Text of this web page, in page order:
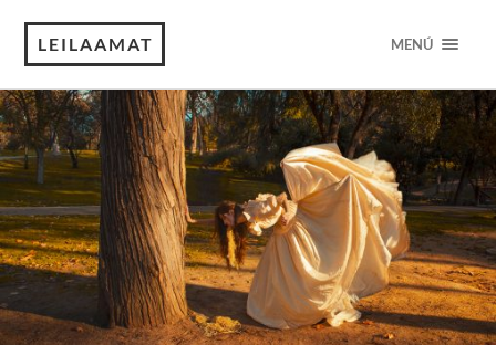
LEILAAMAT MENÚ